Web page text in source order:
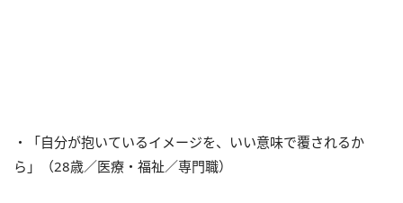
・「自分が抱いているイメージを、いい意味で覆されるか
ら」（28歳／医療・福祉／専門職）